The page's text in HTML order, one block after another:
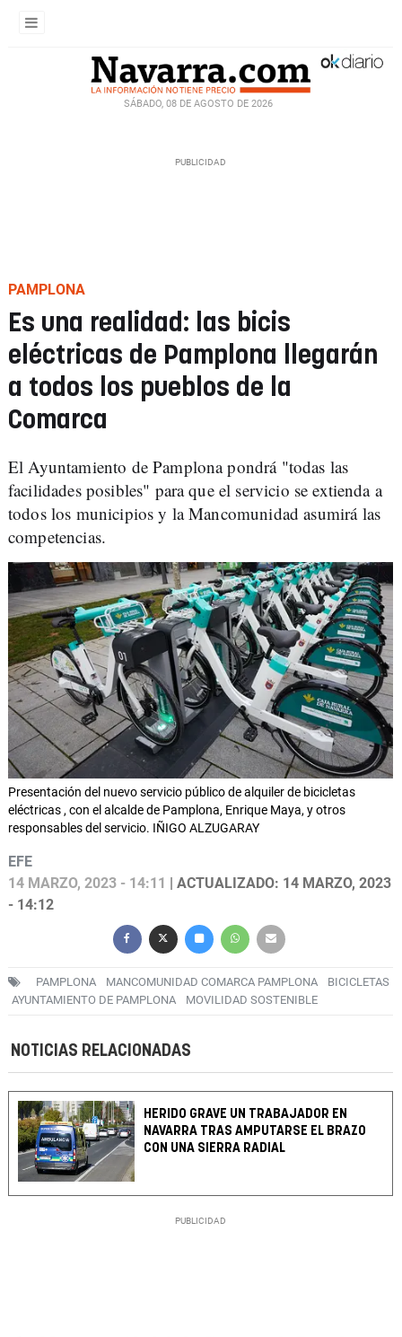
SÁBADO, 08 DE AGOSTO DE 2026
PAMPLONA
Es una realidad: las bicis
eléctricas de Pamplona llegarán
a todos los pueblos de la
Comarca
El Ayuntamiento de Pamplona pondrá "todas las
facilidades posibles" para que el servicio se extienda a
todos los municipios y la Mancomunidad asumirá las
competencias.
Presentación del nuevo servicio público de alquiler de bicicletas
eléctricas , con el alcalde de Pamplona, Enrique Maya, y otros
responsables del servicio. IÑIGO ALZUGARAY
EFE
14 MARZO, 2023 - 14:11
| ACTUALIZADO: 14 MARZO, 2023
- 14:12
PAMPLONA MANCOMUNIDAD COMARCA PAMPLONA
BICICLETAS
AYUNTAMIENTO DE PAMPLONA
MOVILIDAD SOSTENIBLE
NOTICIAS RELACIONADAS
HERIDO GRAVE UN TRABAJADOR EN
NAVARRA TRAS AMPUTARSE EL BRAZO
CON UNA SIERRA RADIAL